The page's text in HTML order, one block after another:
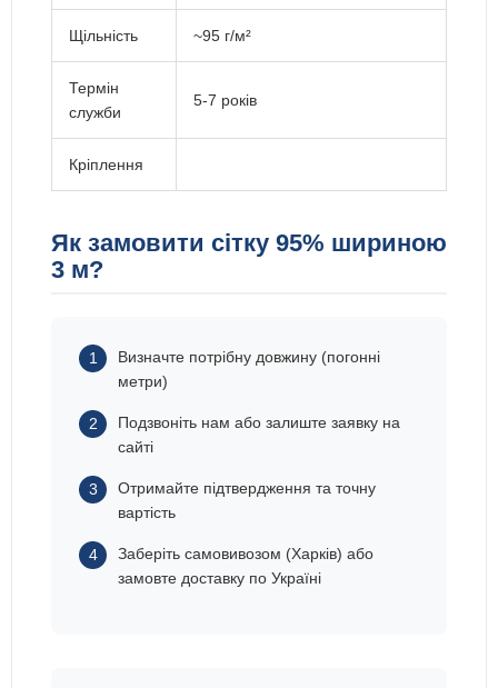
Щільність ~95 г/м²
Термін
служби
5-7 років
Кріплення
Як замовити сітку 95% шириною
3 м?
Визначте потрібну довжину (погонні
метри)
Подзвоніть нам або залиште заявку на
сайті
Отримайте підтвердження та точну
вартість
Заберіть самовивозом (Харків) або
замовте доставку по Україні